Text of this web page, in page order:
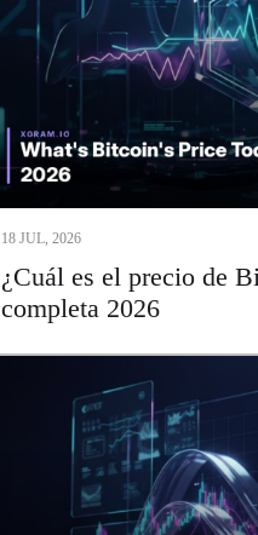
18 JUL, 2026
¿Cuál es el precio de
completa 2026